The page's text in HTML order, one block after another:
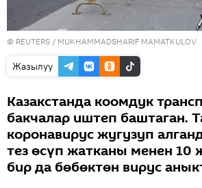
© REUTERS / MUKHAMMADSHARIF MAMATKULOV
Жазылуу
Казакстанда коомдук
бакчалар иштеп баштаган.
коронавирус жугузуп
тез өсүп жатканы менен 10
бир да бөбөктөн вирус